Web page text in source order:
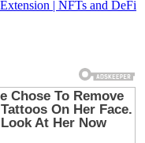
| NFTs and DeFi